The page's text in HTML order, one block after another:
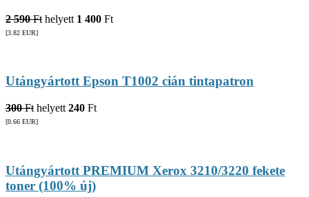
2 590 Ft helyett 1 400 Ft
[3.82 EUR]
Utángyártott Epson T1002 cián tintapatron
300 Ft helyett 240 Ft
[0.66 EUR]
Utángyártott PREMIUM Xerox 3210/3220 fekete
toner (100% új)